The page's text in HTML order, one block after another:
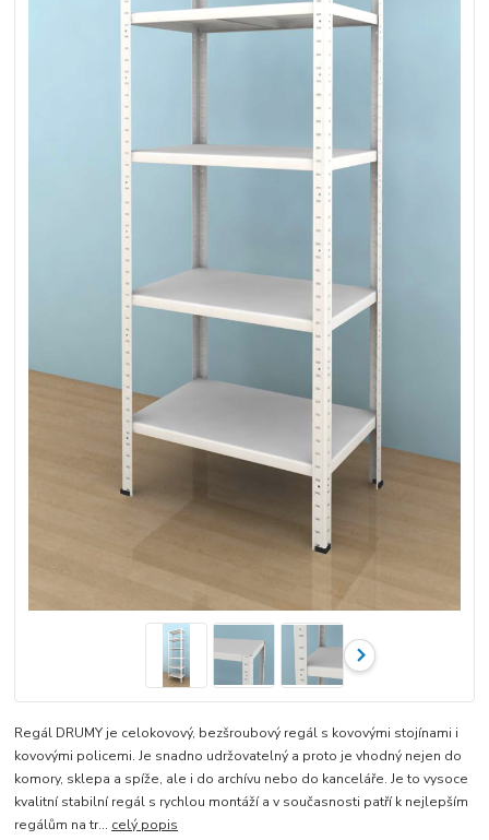
Regál DRUMY je celokovový, bezšroubový regál s kovovými stojínami i
kovovými policemi. Je snadno udržovatelný a proto je vhodný nejen do
komory, sklepa a spíže, ale i do archívu nebo do kanceláře. Je to vysoce
kvalitní stabilní regál s rychlou montáží a v současnosti patří k nejlepším
regálům na tr... celý popis